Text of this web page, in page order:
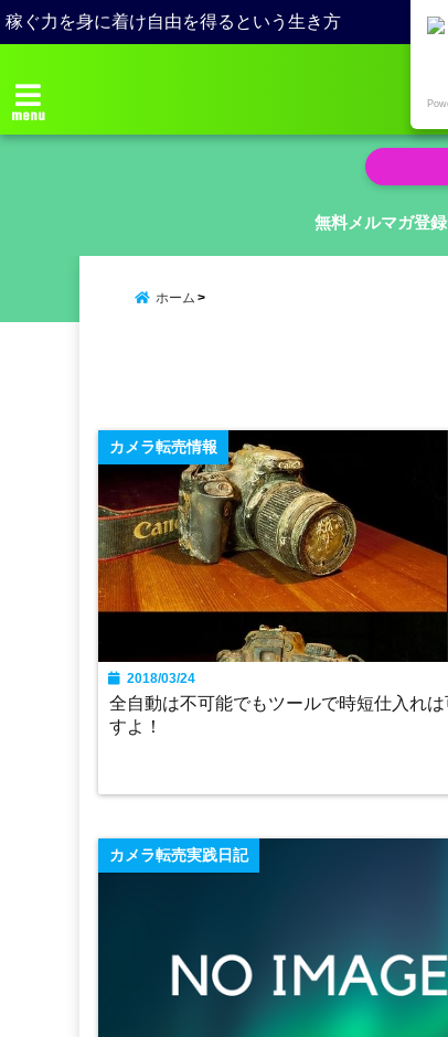
稼ぐ力を身に着け自由を得るという生き方
menu
無料メルマガ登録
ホーム
カメラ転売情報
2018/03/24
全自動は不可能でもツールで時短仕入れ
すよ！
カメラ転売実践日記